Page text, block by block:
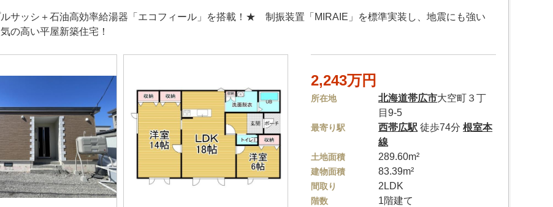
ッシ＋石油高効率給湯器「エコフィール」を搭載！★ 制振装置「MIRAIE」を標準実装し、地震にも強い
高い平屋新築住宅！
2,243万円
所在地 北海道帯広市大空町３丁
目9-5
最寄り駅 西帯広駅 徒歩74分根室本
線
土地面積 289.60m²
建物面積 83.39m²
間取り 2LDK
階数 1階建て